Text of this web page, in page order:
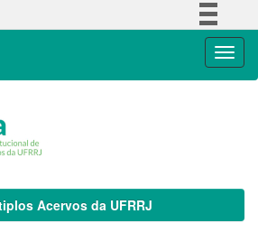
Acervos da UFRRJ